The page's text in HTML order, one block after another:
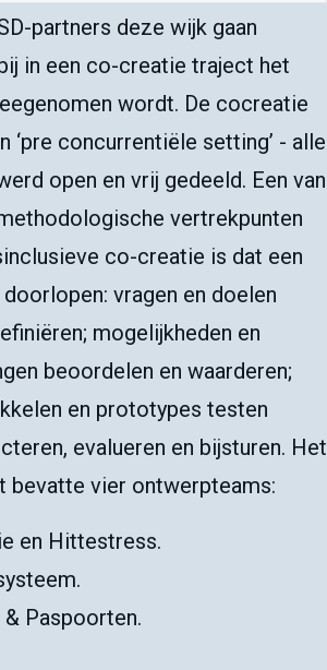
partners deze wijk gaan
in een co-creatie traject het
wordt. De cocreatie
‘pre concurrentiële setting’ - alle
open en vrij gedeeld. Een van
vertrekpunten
co-creatie is dat een
vragen en doelen
mogelijkheden en
beoordelen en waarderen;
en prototypes testen
evalueren en bijsturen. Het
bevatte vier ontwerpteams:
en Hittestress.
Paspoorten.